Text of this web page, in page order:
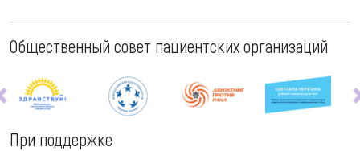
Общественный совет пациентских организаций
При поддержке